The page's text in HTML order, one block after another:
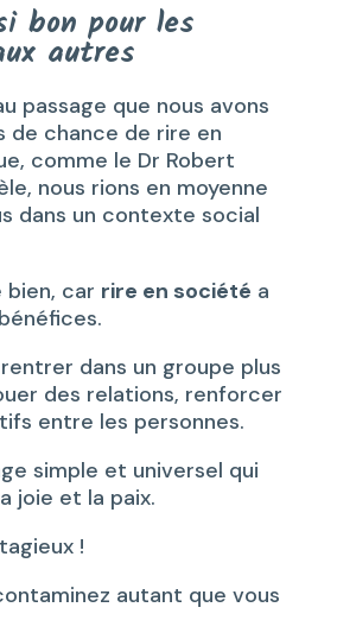
bon pour les
autres
passage que nous avons
de chance de rire en
comme le Dr Robert
nous rions en moyenne
dans un contexte social
car rire en société a
dans un groupe plus
des relations, renforcer
entre les personnes.
simple et universel qui
joie et la paix.
!
autant que vous